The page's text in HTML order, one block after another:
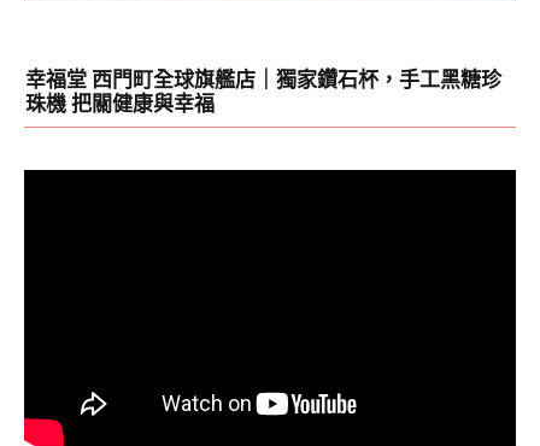
幸福堂 西門町全球旗艦店｜獨家鑽石杯，手工黑糖珍
珠機 把關健康與幸福